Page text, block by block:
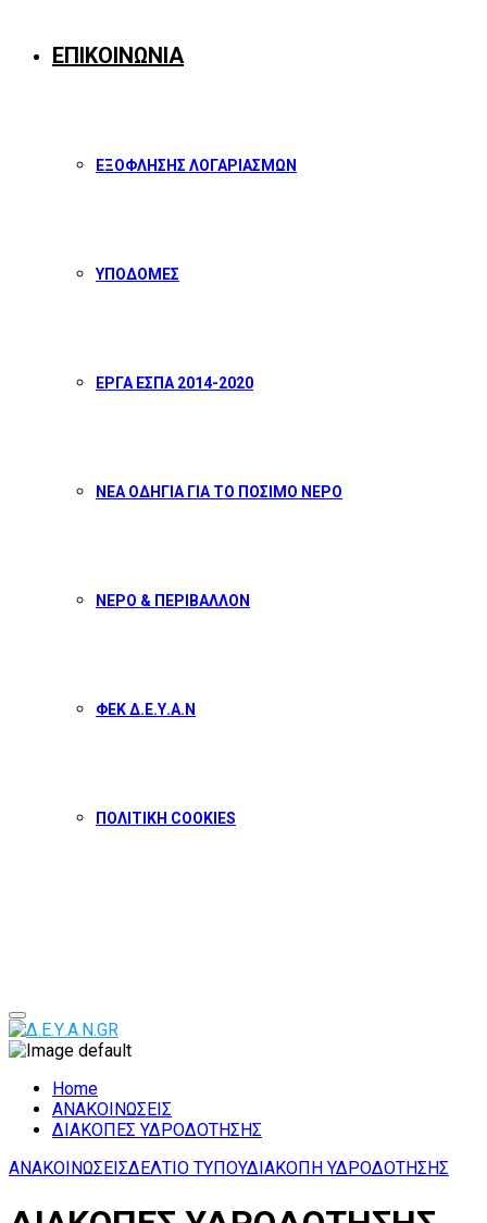
ΕΠΙΚΟΙΝΩΝΙΑ
ΕΞΟΦΛΗΣΗΣ ΛΟΓΑΡΙΑΣΜΩΝ
ΥΠΟΔΟΜΕΣ
ΕΡΓΑ ΕΣΠΑ 2014-2020
ΝΕΑ ΟΔΗΓΙΑ ΓΙΑ ΤΟ ΠΟΣΙΜΟ ΝΕΡΟ
ΝΕΡΟ & ΠΕΡΙΒΑΛΛΟΝ
ΦΕΚ Δ.Ε.Υ.Α.Ν
ΠΟΛΙΤΙΚΗ COOKIES
Primary
Menu
Home
ΑΝΑΚΟΙΝΩΣΕΙΣ
ΔΙΑΚΟΠΕΣ ΥΔΡΟΔΟΤΗΣΗΣ
ΑΝΑΚΟΙΝΩΣΕΙΣΔΕΛΤΙΟ ΤΥΠΟΥΔΙΑΚΟΠΗ ΥΔΡΟΔΟΤΗΣΗΣ